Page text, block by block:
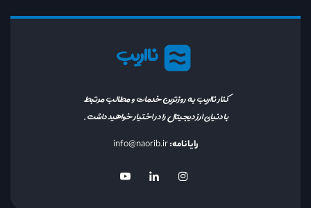
نااریب
کنار نااریب به روزترین خدمات و مطالب مرتبط
با دنیای ارز دیجیتال را در اختیار خواهید داشت.
رایانامه:info@naorib.ir